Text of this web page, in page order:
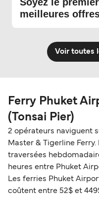
meilleures
Voir toutes
Ferry Phuket
(Tonsai Pier)
2 opérateurs naviguent
Master & Tigerline Ferry.
traversées
heures entre Phuket
Les ferries Phuket
coûtent entre 52$ et